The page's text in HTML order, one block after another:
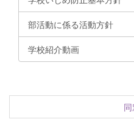
部活動に係る活動方針
学校紹介動画